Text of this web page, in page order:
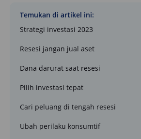
Temukan di artikel ini:
Strategi investasi 2023
Resesi jangan jual aset
Dana darurat saat resesi
Pilih investasi tepat
Cari peluang di tengah resesi
Ubah perilaku konsumtif